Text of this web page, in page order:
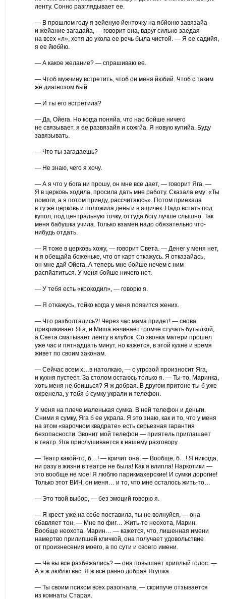
ленту. Сонно разглядывает ее.
— В прошлом году я зейеную йенточку на ябйоню завязайа
и жейание загадайа, — говорит она, вдруг сильно заедая
на всех «л», хотя до укола ее речь была чистой. — Я ее садийя,
я ее йюбйю.
— А какое желание? — спрашиваю ее.
— Чтоб мужчину встретить, чтоб он меня йюбий. Чтоб с таким
же диагнозом бый.
— И ты его встретила?
— Да, Ойега. Но когда поняйа, что нас бойше ничего
не связывает, я ее развязайя и сожгйа. Я новую купийа. Буду
завязывать.
— Что ты загадаешь?
— Не знаю, чего я хочу.
— А я что у бога ни прошу, он мне все дает, — говорит Яга. —
Я в церковь ходила, просила дать мне работу. Сказала ему: «Ты
помоги, а я потом приеду, рассчитаюсь». Потом приехала
в ту же церковь и положила деньги в ящичек. Надо встать под
купол, под центральную точку, оттуда богу лучше слышно. Так
меня бабушка учила. Только взамен надо обязательно что-
нибудь отдать.
— Я тоже в церковь хожу, — говорит Света. — Денег у меня нет,
и я обещайа боженьке, что от карт откажусь. Я отказайась,
он мне дай Ойега. А теперь мне бойше нечем с ним
распйатиться. У меня бойше ничего нет.
— У тебя есть «крокодил», — говорю я.
— Я откажусь, тойко когда у меня появится жених.
— Что разболтались?! Через час мама придет! — снова
прикрикивает Яга, и Миша начинает громче стучать бутылкой,
а Света сматывает ленту в клубок. Со звонка матери прошел
уже час и пятнадцать минут, но кажется, в этой кухне и время
живет по своим законам.
— Сейчас всем х…в натолкаю, — с угрозой произносит Яга,
и кухня пустеет. За столом остаюсь только я. — Ты-то, Маринка,
хоть меня не боишься? Я ж добрая. В другом притоне ты б уже
охренела, у тебя б сумку украли и телефон.
У меня на плече маленькая сумка. В ней телефон и деньги.
Сними я сумку, Яга б ее украла. Я это знаю, как и то, что у меня
на этом «варочном квадрате» есть серьезная гарантия
безопасности. Звонит мой телефон — приятель приглашает
в театр. Яга прислушивается к нашему разговору.
— Театр какой-то, б…! — кричит она. — Вообще, б…! Я никогда,
ни разу в жизни в театре не была! Как я влипла! Наркотики —
это вообще не мое! Я люблю парикмахерские! И сумки дорогие!
Только этот ВИЧ, он меня… и то, что мне осталось жить-то…
— Это твой выбор, — без эмоций говорю я.
— Я крест уже на себе поставила, ты не волнуйся, — она
сбавляет тон. — Мне по фиг… Жить-то неохота, Марин.
Вообще неохота. Марин… — кажется, что, лишенная имени
намертво прилипшей кличкой, она получает удовольствие
от произнесения моего, а по сути и своего имени.
— Че вы все разбежались? — она повышает хриплый голос. —
А я ж люблю вас. Я ж все равно добрая Ягушка.
— Ты своим психом всех разогнала, — скрипуче отзывается
из комнаты Старая.